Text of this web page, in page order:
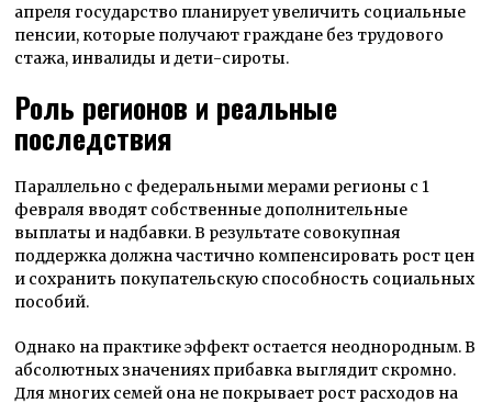
апреля государство планирует увеличить социальные
пенсии, которые получают граждане без трудового
стажа, инвалиды и дети-сироты.
Роль регионов и реальные
последствия
Параллельно с федеральными мерами регионы с 1
февраля вводят собственные дополнительные
выплаты и надбавки. В результате совокупная
поддержка должна частично компенсировать рост цен
и сохранить покупательскую способность социальных
пособий.
Однако на практике эффект остается неоднородным. В
абсолютных значениях прибавка выглядит скромно.
Для многих семей она не покрывает рост расходов на